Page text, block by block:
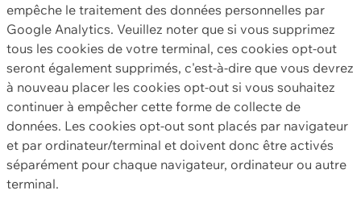
empêche le traitement des données personnelles par
Google Analytics. Veuillez noter que si vous supprimez
tous les cookies de votre terminal, ces cookies opt-out
seront également supprimés, c'est-à-dire que vous devrez
à nouveau placer les cookies opt-out si vous souhaitez
continuer à empêcher cette forme de collecte de
données. Les cookies opt-out sont placés par navigateur
et par ordinateur/terminal et doivent donc être activés
séparément pour chaque navigateur, ordinateur ou autre
terminal.